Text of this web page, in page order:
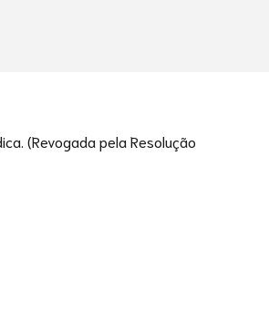
(Revogada pela Resolução